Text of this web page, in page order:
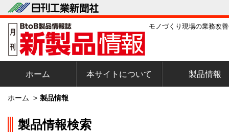
モノづくり現場の業務改
ホーム 本サイトについて 製品情報
ホーム > 製品情報
製品情報検索